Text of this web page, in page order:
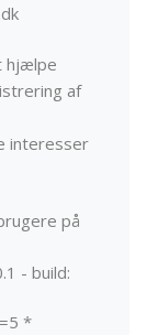
hjælpe
af
interesser
på
- build:
*